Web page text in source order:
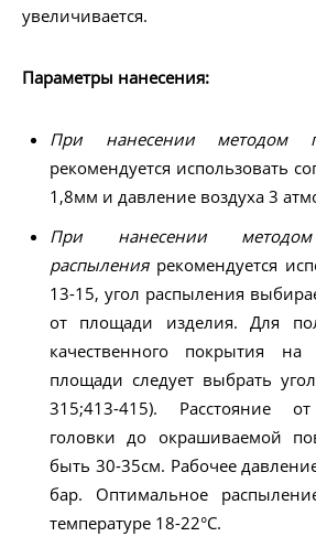
увеличивается.
Параметры нанесения:
При нанесении методом
рекомендуется использовать
1,8мм и давление воздуха 3
При нанесении методом
распылениярекомендуется
13-15, угол распыления
от площади изделия. Для
качественного покрытия
площади следует выбрать
315;413-415). Расстояние
головки до окрашиваемой
быть 30-35см. Рабочее
бар. Оптимальное
температуре 18-22°С.